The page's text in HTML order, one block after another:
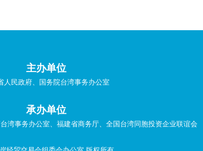
主办单位
人民政府、国务院台湾事务办公室
承办单位
湾事务办公室、福建省商务厅、全国台湾同胞投资企业联谊会